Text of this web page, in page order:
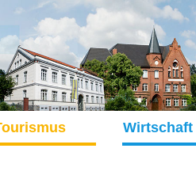
Wirtschaft